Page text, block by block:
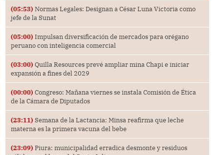
(05:53) Normas Legales: Designan a César Luna Victoria como
jefe de la Sunat
(05:00) Impulsan diversificación de mercados para orégano
peruano con inteligencia comercial
(03:00) Quilla Resources prevé ampliar mina Chapi e iniciar
expansión a fines del 2029
(00:00) Congreso: Mañana viernes se instala Comisión de Ética
de la Cámara de Diputados
(23:11) Semana de la Lactancia: Minsa reafirma que leche
materna es la primera vacuna del bebe
(23:09) Piura: municipalidad erradica desmonte y residuos